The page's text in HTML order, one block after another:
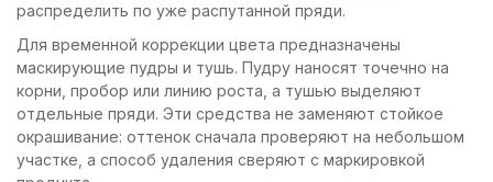
распределить по уже распутанной пряди.
Для временной коррекции цвета предназначены
маскирующие пудры и тушь. Пудру наносят точечно на
корни, пробор или линию роста, а тушью выделяют
отдельные пряди. Эти средства не заменяют стойкое
окрашивание: оттенок сначала проверяют на небольшом
участке, а способ удаления сверяют с маркировкой